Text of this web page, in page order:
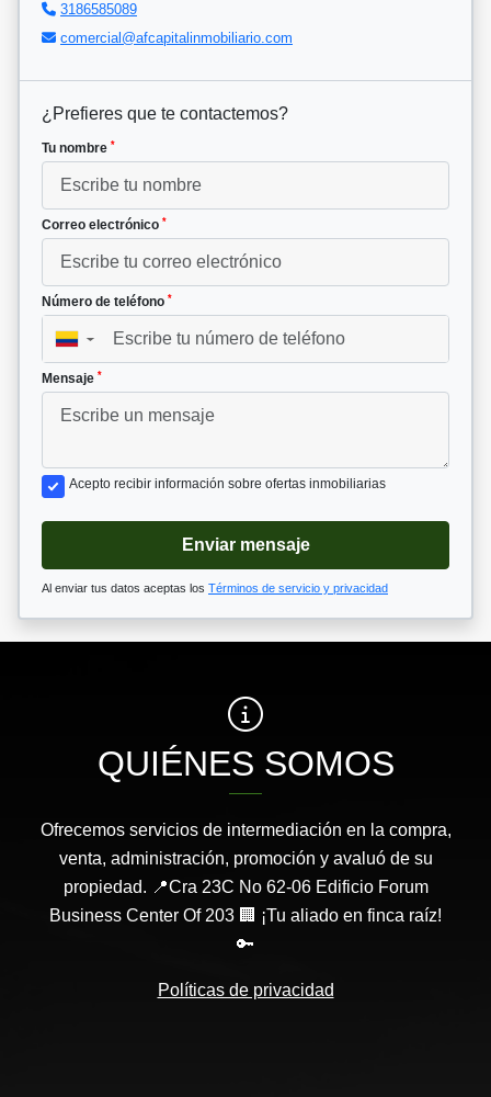
3186585089
comercial@afcapitalinmobiliario.com
¿Prefieres que te contactemos?
Tu nombre *
Correo electrónico *
Número de teléfono *
▼
Mensaje *
Acepto recibir información sobre ofertas inmobiliarias
Enviar mensaje
Al enviar tus datos aceptas los Términos de servicio y privacidad
QUIÉNES SOMOS
Ofrecemos servicios de intermediación en la compra,
venta, administración, promoción y avaluó de su
propiedad. 📍Cra 23C No 62-06 Edificio Forum
Business Center Of 203 🏢 ¡Tu aliado en finca raíz!
🔑
Políticas de privacidad